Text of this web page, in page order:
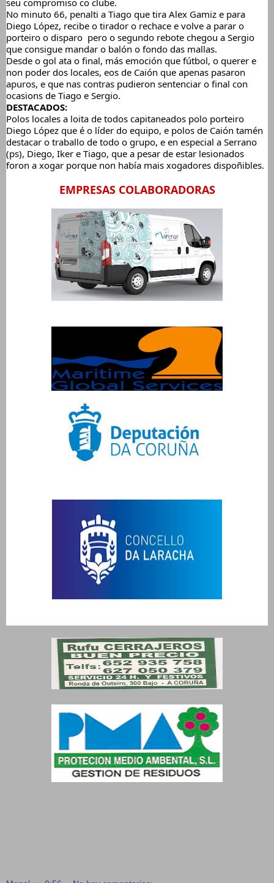
seu compromiso co clube.
No minuto 66, penalti a Tiago que tira Alex Gamiz e para
Diego López, recibe o tirador o rechace e volve a parar o
porteiro o disparo  pero o segundo rebote chegou a Sergio
que consigue mandar o balón o fondo das mallas.
Desde o gol ata o final, más emoción que fútbol, o querer e
non poder dos locales, eos de Caión que apenas pasaron
apuros, e que nas contras pudieron sentenciar o final con
ocasions de Tiago e Sergio.
DESTACADOS:
Polos locales a loita de todos capitaneados polo porteiro
Diego López que é o líder do equipo, e polos de Caión tamén
destacar o traballo de todo o grupo, e en especial a Serrano
(ps), Diego, Iker e Tiago, que a pesar de estar lesionados
foron a xogar porque non había mais xogadores dispoñibles.
EMPRESAS COLABORADORAS